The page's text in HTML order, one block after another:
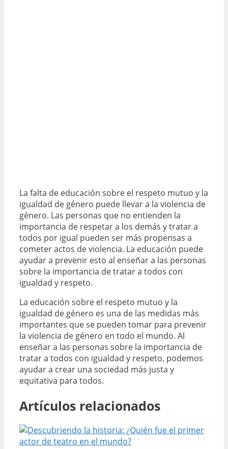
La falta de educación sobre el respeto mutuo y la
igualdad de género puede llevar a la violencia de
género. Las personas que no entienden la
importancia de respetar a los demás y tratar a
todos por igual pueden ser más propensas a
cometer actos de violencia. La educación puede
ayudar a prevenir esto al enseñar a las personas
sobre la importancia de tratar a todos con
igualdad y respeto.
La educación sobre el respeto mutuo y la
igualdad de género es una de las medidas más
importantes que se pueden tomar para prevenir
la violencia de género en todo el mundo. Al
enseñar a las personas sobre la importancia de
tratar a todos con igualdad y respeto, podemos
ayudar a crear una sociedad más justa y
equitativa para todos.
Artículos relacionados